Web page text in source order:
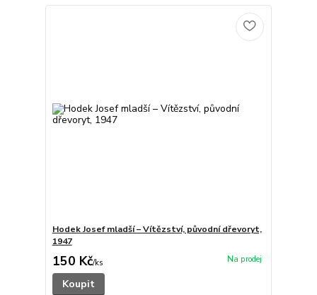
Hodek Josef mladší – Vítězství, původní dřevoryt,
1947
150 Kč/ks
Koupit